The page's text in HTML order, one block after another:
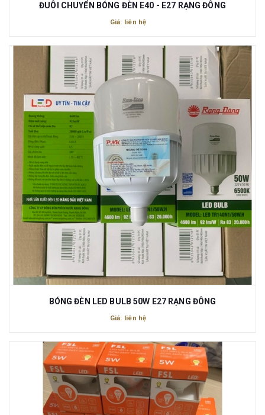
ĐUÔI CHUYỂN BÓNG ĐÈN E40 - E27 RẠNG ĐÔNG
Giá: liên hệ
BÓNG ĐÈN LED BULB 50W E27 RẠNG ĐÔNG
Giá: liên hệ